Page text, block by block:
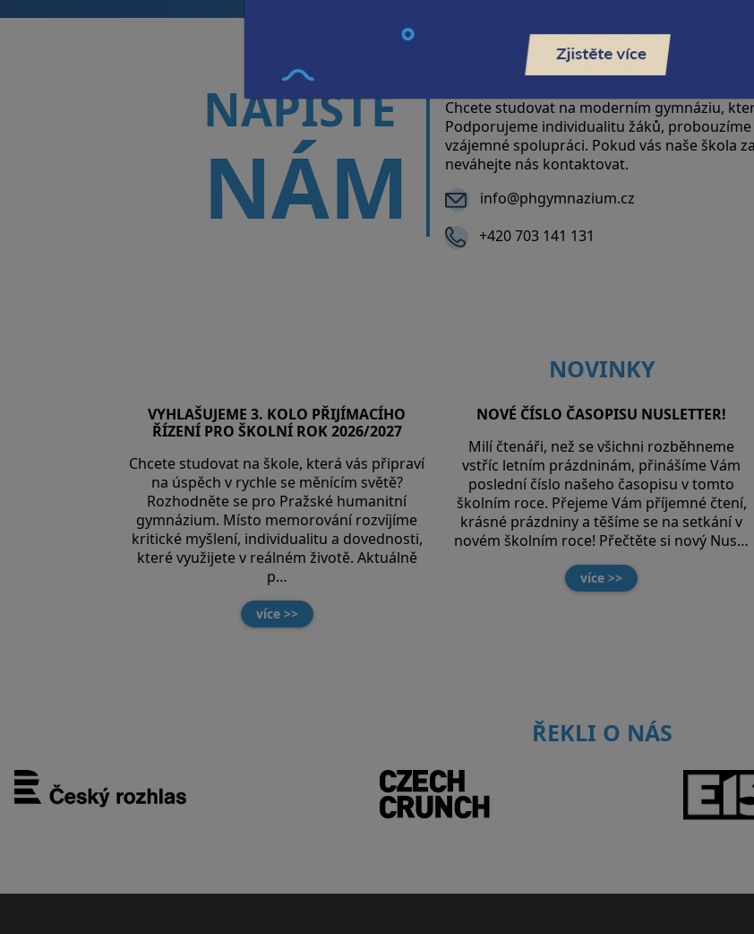
NAPIŠTE
NÁM
Chcete studovat na moderním gymnáziu,
Podporujeme individualitu žáků,
vzájemné spolupráci. Pokud vás naše škola
neváhejte nás kontaktovat.
info@phgymnazium.cz
+420 703 141 131
NOVINKY
VYHLAŠUJEME 3. KOLO PŘIJÍMACÍHO
ŘÍZENÍ PRO ŠKOLNÍ ROK 2026/2027
Chcete studovat na škole, která vás připraví
na úspěch v rychle se měnícím světě?
Rozhodněte se pro Pražské humanitní
gymnázium. Místo memorování rozvíjíme
kritické myšlení, individualitu a dovednosti,
které využijete v reálném životě. Aktuálně
p…
více >>
NOVÉ ČÍSLO ČASOPISU NUSLETTER!
Milí čtenáři, než se všichni rozběhneme
vstříc letním prázdninám, přinášíme Vám
poslední číslo našeho časopisu v tomto
školním roce. Přejeme Vám příjemné čtení,
krásné prázdniny a těšíme se na setkání v
novém školním roce! Přečtěte si nový Nus…
více >>
ŘEKLI O NÁS